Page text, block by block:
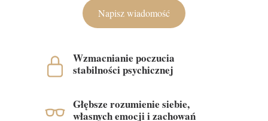
Napisz wiadomość
Głębsze rozumienie siebie,
własnych emocji i zachowań
Wzmacnianie poczucia
stabilności psychicznej